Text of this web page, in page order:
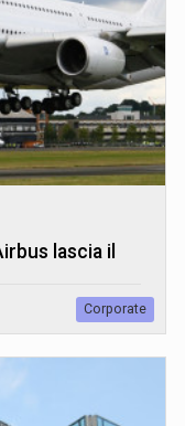
lascia il
Corporate